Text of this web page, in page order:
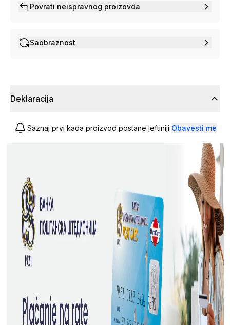
Povrati neispravnog proizovda
Saobraznost
Deklaracija
Saznaj prvi kada proizvod postane jeftiniji Obavesti me